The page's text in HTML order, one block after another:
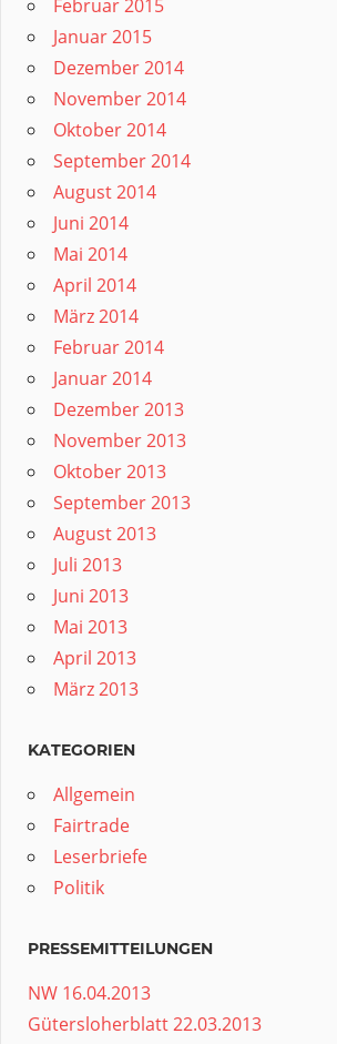
Februar 2015
Januar 2015
Dezember 2014
November 2014
Oktober 2014
September 2014
August 2014
Juni 2014
Mai 2014
April 2014
März 2014
Februar 2014
Januar 2014
Dezember 2013
November 2013
Oktober 2013
September 2013
August 2013
Juli 2013
Juni 2013
Mai 2013
April 2013
März 2013
KATEGORIEN
Allgemein
Fairtrade
Leserbriefe
Politik
PRESSEMITTEILUNGEN
NW 16.04.2013
Gütersloherblatt 22.03.2013